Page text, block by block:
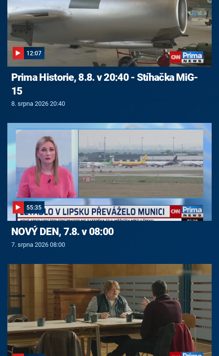
12:07
Prima Historie, 8.8. v 20:40 - Stíhačka MiG-
15
8. srpna 2026 20:40
55:35
NOVÝ DEN, 7.8. v 08:00
7. srpna 2026 08:00